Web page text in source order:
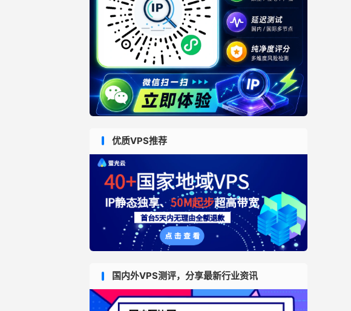
优质VPS推荐
国内外VPS测评，分享最新行业资讯